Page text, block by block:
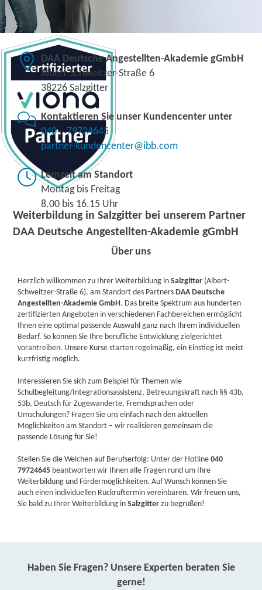
Weiterbildung in Salzgitter bei unserem Partner
DAA Deutsche Angestellten-Akademie gGmbH
DAA Deutsche Angestellten-Akademie gGmbH
Albert-Schweitzer-Straße 6
38226 Salzgitter
Kontaktieren Sie unser Kundencenter unter
040 – 79724645
partner-kundencenter@ibb.com
Lernzeit am Standort
Montag bis Freitag
8.00 bis 16.15 Uhr
Über uns
Herzlich willkommen zu Ihrer Weiterbildung inSalzgitter (Albert-
Schweitzer-Straße 6), am Standort des PartnersDAA Deutsche
Angestellten-Akademie GmbH. Das breite Spektrum aus hunderten
zertifizierten Angeboten in verschiedenen Fachbereichen ermöglicht
Ihnen eine optimal passende Auswahl ganz nach Ihrem individuellen
Bedarf. So können Sie Ihre berufliche Entwicklung zielgerichtet
vorantreiben. Unsere Kurse starten regelmäßig, ein Einstieg ist meist
kurzfristig möglich.
Interessieren Sie sich zum Beispiel für Themen wie
Schulbegleitung/Integrationsassistenz, Betreuungskraft nach §§ 43b,
53b, Deutsch für Zugewanderte, Fremdsprachen oder
Umschulungen? Fragen Sie uns einfach nach den aktuellen
Möglichkeiten am Standort – wir realisieren gemeinsam die
passende Lösung für Sie!
Stellen Sie die Weichen auf Berufserfolg: Unter der Hotline040
79724645 beantworten wir Ihnen alle Fragen rund um Ihre
Weiterbildung und Fördermöglichkeiten. Auf Wunsch können Sie
auch einen individuellen Rückruftermin vereinbaren. Wir freuen uns,
Sie bald zu Ihrer Weiterbildung inSalzgitter zu begrüßen!
Haben Sie Fragen? Unsere Experten beraten Sie
gerne!